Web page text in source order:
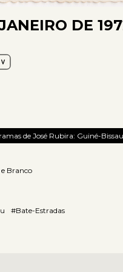
DE
de José Rubira: Guiné-
Branco
#Bate-Estradas